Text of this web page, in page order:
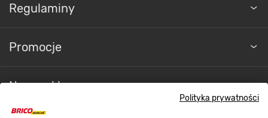
Polityka prywatności
Regulaminy
Promocje
Nasze sklepy